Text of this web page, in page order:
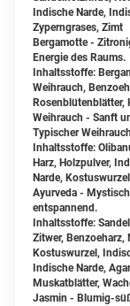
Indische Narde,
Zyperngrases, Zimt
Bergamotte -
Energie des Raums.
Inhaltsstoffe:
Weihrauch,
Rosenblütenblätter,
Weihrauch - Sanft
Typischer
Inhaltsstoffe:
Harz, Holzpulver,
Narde,
Ayurveda -
entspannend.
Inhaltsstoffe:
Zitwer, Benzoeharz,
Kostuswurzel,
Indische Narde,
Muskatblätter,
Jasmin - Blumig-